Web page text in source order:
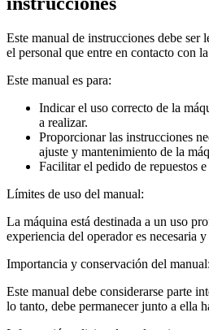
Este manual de instrucciones debe
el personal que entre en contacto con
Este manual es para:
Indicar el uso correcto de la
a realizar.
Proporcionar las instrucciones
ajuste y mantenimiento de la
Facilitar el pedido de repuestos
Límites de uso del manual:
La máquina está destinada a un uso
experiencia del operador es necesaria
Importancia y conservación del manual:
Este manual debe considerarse parte
lo tanto, debe permanecer junto a ella